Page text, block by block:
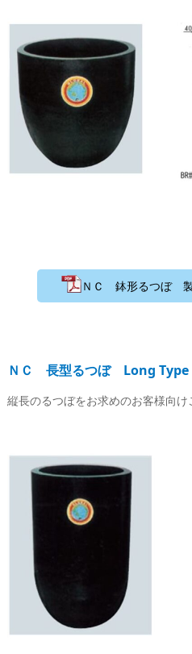
ＮＣ 鉢形るつぼ
ＮＣ 長型るつぼ Long Type
縦長のるつぼをお求めのお客様向け